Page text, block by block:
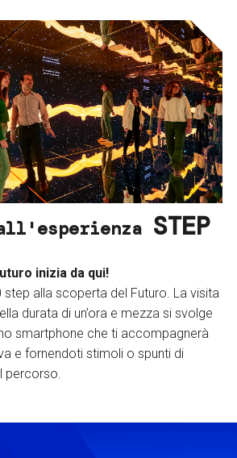
STEP
inizia da qui!
step alla scoperta del Futuro. La visita
durata di un’ora e mezza si svolge
smartphone che ti accompagnerà
e fornendoti stimoli o spunti di
percorso.